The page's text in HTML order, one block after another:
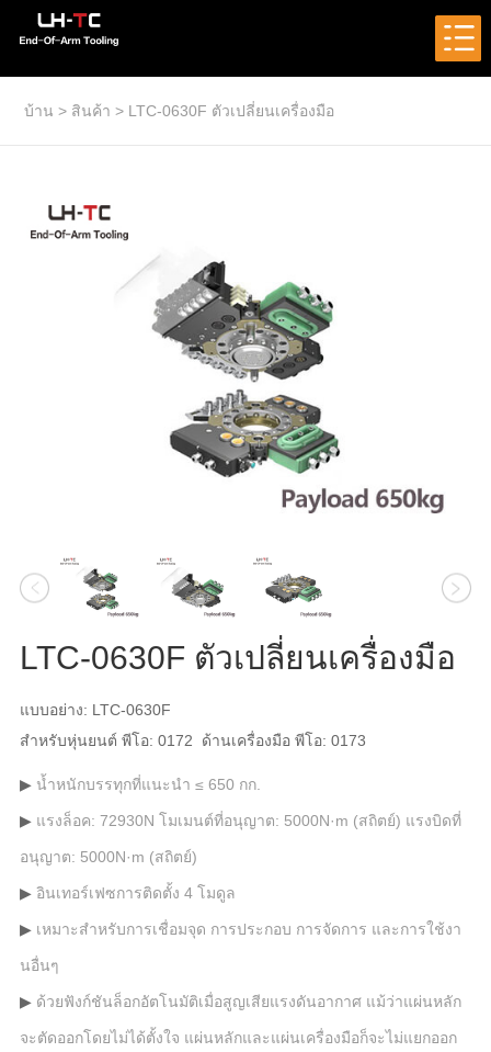
บ้าน > สินค้า > LTC-0630F ตัวเปลี่ยนเครื่องมือ
LTC-0630F ตัวเปลี่ยนเครื่องมือ
แบบอย่าง: LTC-0630F
สำหรับหุ่นยนต์ พีโอ: 0172 ด้านเครื่องมือ พีโอ: 0173
น้ำหนักบรรทุกที่แนะนำ ≤ 650 กก.
แรงล็อค: 72930N โมเมนต์ที่อนุญาต: 5000N·m (สถิตย์) แรงบิดที่
อนุญาต: 5000N·m (สถิตย์)
อินเทอร์เฟซการติดตั้ง 4 โมดูล
เหมาะสำหรับการเชื่อมจุด การประกอบ การจัดการ และการใช้งา
นอื่นๆ
ด้วยฟังก์ชันล็อกอัตโนมัติเมื่อสูญเสียแรงดันอากาศ แม้ว่าแผ่นหลัก
จะตัดออกโดยไม่ได้ตั้งใจ แผ่นหลักและแผ่นเครื่องมือก็จะไม่แยกออก